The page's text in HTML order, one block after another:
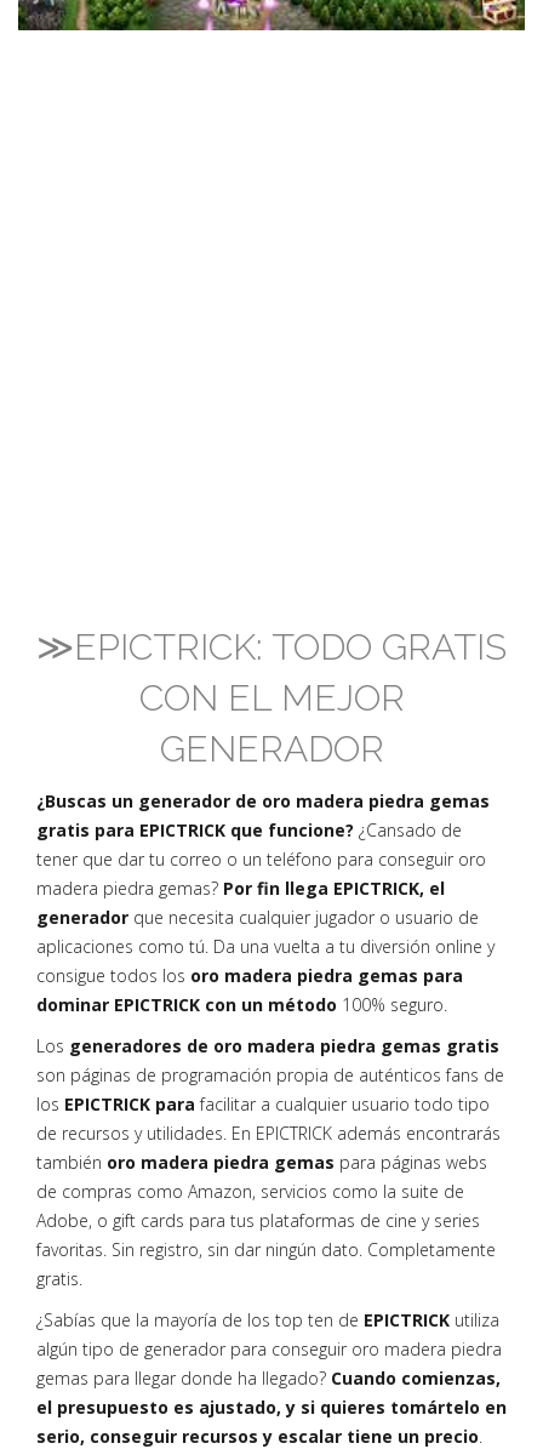
≫EPICTRICK: TODO GRATIS
CON EL MEJOR
GENERADOR
¿Buscas un generador de oro madera piedra gemas
gratis para EPICTRICK que funcione? ¿Cansado de
tener que dar tu correo o un teléfono para conseguir oro
madera piedra gemas? Por fin llega EPICTRICK, el
generador que necesita cualquier jugador o usuario de
aplicaciones como tú. Da una vuelta a tu diversión online y
consigue todos los oro madera piedra gemas para
dominar EPICTRICK con un método 100% seguro.
Los generadores de oro madera piedra gemas gratis
son páginas de programación propia de auténticos fans de
los EPICTRICK para facilitar a cualquier usuario todo tipo
de recursos y utilidades. En EPICTRICK además encontrarás
también oro madera piedra gemas para páginas webs
de compras como Amazon, servicios como la suite de
Adobe, o gift cards para tus plataformas de cine y series
favoritas. Sin registro, sin dar ningún dato. Completamente
gratis.
¿Sabías que la mayoría de los top ten de EPICTRICK utiliza
algún tipo de generador para conseguir oro madera piedra
gemas para llegar donde ha llegado? Cuando comienzas,
el presupuesto es ajustado, y si quieres tomártelo en
serio, conseguir recursos y escalar tiene un precio.